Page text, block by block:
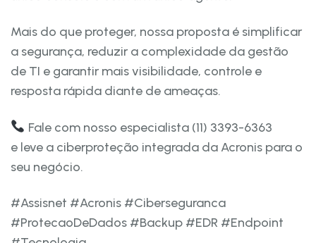
Mais do que proteger, nossa proposta é simplificar
a segurança, reduzir a complexidade da gestão
de TI e garantir mais visibilidade, controle e
resposta rápida diante de ameaças.
Fale com nosso especialista (11) 3393-6363
e leve a ciberproteção integrada da Acronis para o
seu negócio.
#Assisnet #Acronis #Ciberseguranca
#ProtecaoDeDados #Backup #EDR #Endpoint